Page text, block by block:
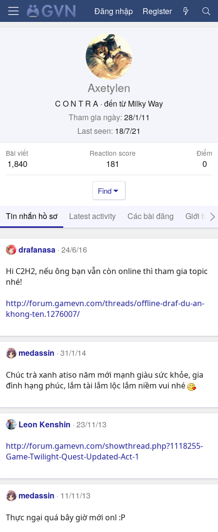
Đăng nhập Register
Axetylen
C O N T R A · đến từ Milky Way
Tham gia ngày 28/1/11
Last seen 18/7/21
Bài viết
1,840
Reaction score
181
Điểm
0
Find
Tin nhắn hồ sơ Latest activity Các bài đăng Giới thiệu
drafanasa 24/6/16
Hi C2H2, nếu ông bạn vẫn còn online thì tham gia topic
nhé!
http://forum.gamevn.com/threads/offline-draf-du-an-
khong-ten.1276007/
medassin 31/1/14
Chúc trà xanh atiso năm mới mạnh giàu sức khỏe, gia
đình hạng phúc, lắm tài lắm lộc lắm niềm vui nhé
Leon Kenshin 23/11/13
http://forum.gamevn.com/showthread.php?1118255-
Game-Twilight-Quest-Updated-Act-1
medassin 11/11/13
Thực ngại quá bây giờ mới onl :P